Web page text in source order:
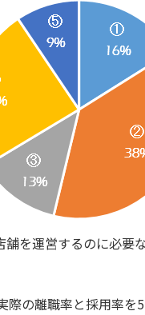
を運営するのに必要
際の離職率と採用率